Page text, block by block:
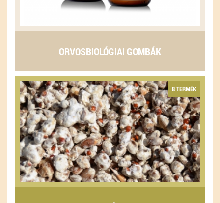
ORVOSBIOLÓGIAI GOMBÁK
8 TERMÉK